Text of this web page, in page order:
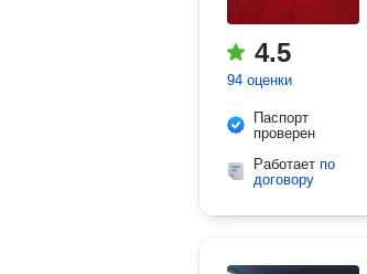
4.5
94 оценки
Паспорт
проверен
Работает по
договору